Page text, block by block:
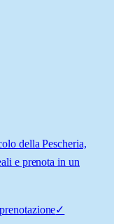
della Pescheria,
e prenota in un
✓